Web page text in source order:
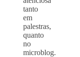
tanto
em
palestras,
quanto
no
microblog.